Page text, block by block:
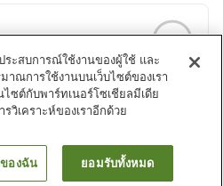
5
การเพิ่มเติม
ระสบการณ์ใช้งานของผู้ใช้ และ
าณการใช้งานบนเว็บไซต์ของเรา
ไซต์กับพาร์ทเนอร์โซเชียลมีเดีย
วิเคราะห์ของเราอีกด้วย
องฉัน ยอมรับทั้งหมด